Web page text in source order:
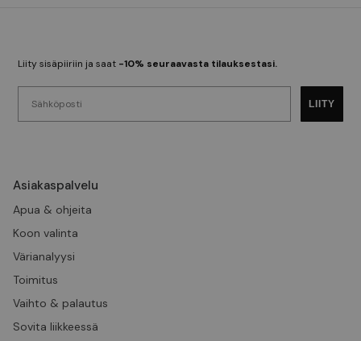
Liity sisäpiiriin ja saat -10% seuraavasta tilauksestasi.
LIITY
Asiakaspalvelu
Apua & ohjeita
Koon valinta
Värianalyysi
Toimitus
Vaihto & palautus
Sovita liikkeessä